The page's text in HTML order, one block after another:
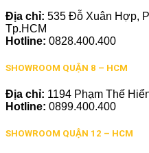
Địa chỉ: 535 Đỗ Xuân Hợp,
Tp.HCM
Hotline: 0828.400.400
SHOWROOM QUẬN 8 – HCM
Địa chỉ: 1194 Phạm Thế
Hotline: 0899.400.400
SHOWROOM QUẬN 12 – HCM